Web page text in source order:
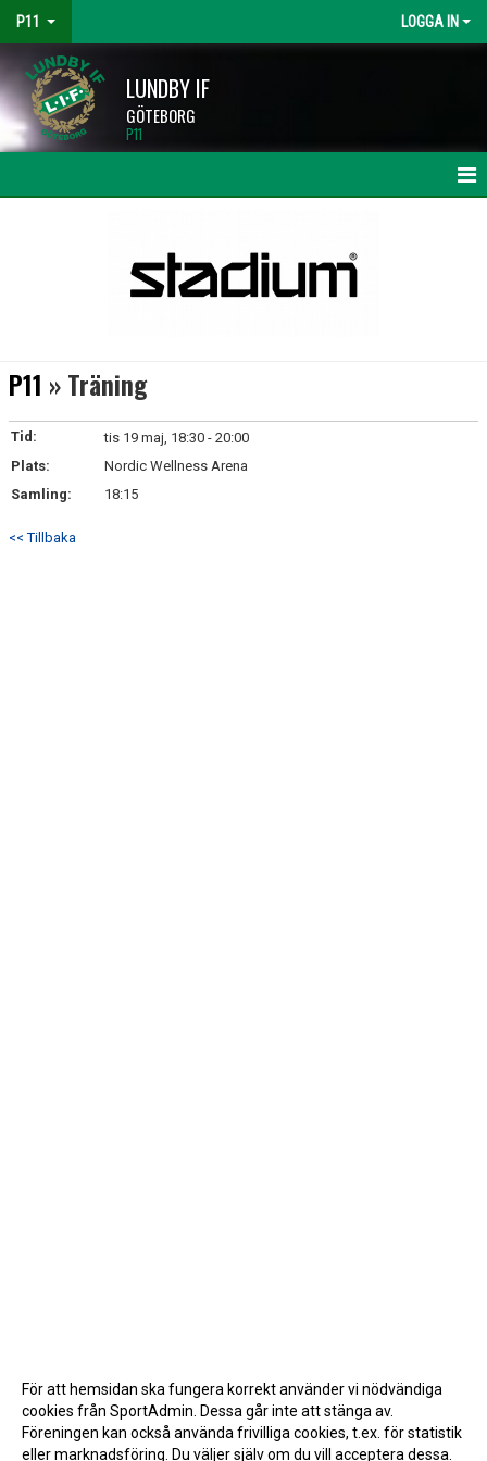
P11 LOGGA IN
LUNDBY IF
GÖTEBORG
P11
DOKUMENT
KONTAKT
P11 » Träning
Tid:
tis 19 maj, 18:30 - 20:00
Plats:
Nordic Wellness Arena
Samling:
18:15
<< Tillbaka
För att hemsidan ska fungera korrekt använder vi nödvändiga
cookies från SportAdmin. Dessa går inte att stänga av.
Föreningen kan också använda frivilliga cookies, t.ex. för statistik
eller marknadsföring. Du väljer själv om du vill acceptera dessa.